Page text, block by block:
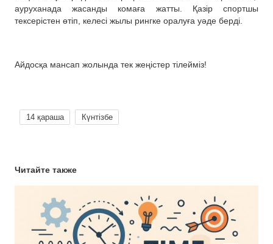
ауруханада жасанды комаға жатты. Қазір спортшы
тексерістен өтіп, келесі жылы рингке оралуға уәде берді.
Айдосқа мансап жолында тек жеңістер тілейміз!
14 қараша Күнтізбе
Читайте также